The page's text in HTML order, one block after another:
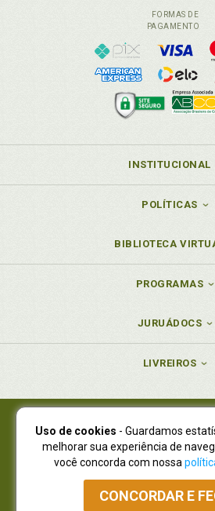
FORMAS DE
PAGAMENTO
INSTITUCIONAL
POLÍTICAS
BIBLIOTECA
PROGRAMAS
JURUÁDOCS
LIVREIROS
Juruá Editora Ltda., CNPJ
Juruá Informática Ltda., CNPJ
NOVO ENDEREÇO:R. Flávio
Curitiba - Paraná - CEP
Atendimento: (41) 4009-3900|Vendas
Uso de cookies - Guardamos
melhorar sua experiência de
você concorda com nossa
CONCORDAR E